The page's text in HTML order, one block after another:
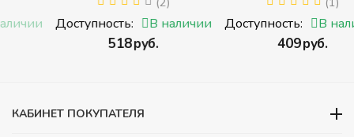
(Набор кубиков
разрезных (складных))
Доступность: В наличии
руб.
среднего размера)
Доступность: В наличии
руб.
КАБИНЕТ ПОКУПАТЕЛЯ